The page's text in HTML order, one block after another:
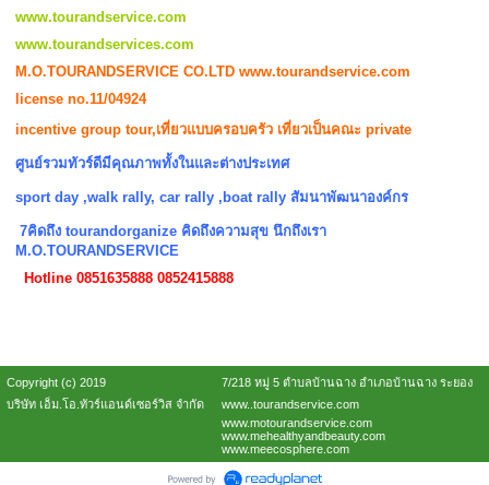
www.tourandservice.com
www.tourandservices.com
M.O.TOURANDSERVICE CO.LTDwww.tourandservice.com
license no.11/04924
incentive group tour,เที่ยวแบบครอบครัว เที่ยวเป็นคณะ private
ศูนย์รวมทัวร์ดีมีคุณภาพทั้งในและต่างประเทศ
sport day ,walk rally, car rally ,boat rally สัมนาพัฒนาองค์กร
7คิดถึง tourandorganize คิดถึงความสุข นึกถึงเรา
M.O.TOURANDSERVICE
Hotline 0851635888 0852415888
Copyright (c) 2019
7/218 หมู่ 5 ตำบลบ้านฉาง อำเภอบ้านฉาง ระยอง
บริษัท เอ็ม.โอ.ทัวร์แอนด์เซอร์วิส จำกัด
www..tourandservice.com
www.motourandservice.com
www.mehealthyandbeauty.com
www.meecosphere.com